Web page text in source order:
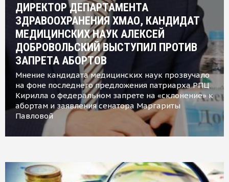
ДИРЕКТОР ДЕПАРТАМЕНТА
ЗДРАВООХРАНЕНИЯ ХМАО, КАНДИДАТ
МЕДИЦИНСКИХ НАУК АЛЕКСЕЙ
ДОБРОВОЛЬСКИЙ ВЫСТУПИЛ ПРОТИВ
ЗАПРЕТА АБОРТОВ
Мнение кандидата медицинских наук прозвучало
на фоне последнего предложения патриарха РПЦ
Кирилла о федеральном запрете на «склонение» к
абортам и заявления сенатора Маргариты
Павловой